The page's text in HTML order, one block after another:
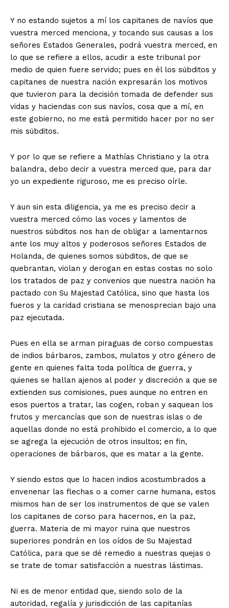
Grupo
Doce Más Una
¿QUIERES SABER MÁS?
Página 13
la gestión de este diario digital independiente,
Y no estando sujetos a mí los capitanes de navíos que
vuestra merced menciona, y tocando sus causas a los
señores Estados Generales, podrá vuestra merced, en
lo que se refiere a ellos, acudir a este tribunal por
medio de quien fuere servido; pues en él los súbditos y
capitanes de nuestra nación expresarán los motivos
que tuvieron para la decisión tomada de defender sus
vidas y haciendas con sus navíos, cosa que a mí, en
este gobierno, no me está permitido hacer por no ser
mis súbditos.
Y por lo que se refiere a Mathías Christiano y la otra
balandra, debo decir a vuestra merced que, para dar
yo un expediente riguroso, me es preciso oírle.
Y aun sin esta diligencia, ya me es preciso decir a
vuestra merced cómo las voces y lamentos de
nuestros súbditos nos han de obligar a lamentarnos
ante los muy altos y poderosos señores Estados de
Holanda, de quienes somos súbditos, de que se
quebrantan, violan y derogan en estas costas no solo
los tratados de paz y convenios que nuestra nación ha
pactado con Su Majestad Católica, sino que hasta los
fueros y la caridad cristiana se menosprecian bajo una
paz ejecutada.
Pues en ella se arman piraguas de corso compuestas
de indios bárbaros, zambos, mulatos y otro género de
gente en quienes falta toda política de guerra, y
quienes se hallan ajenos al poder y discreción a que se
extienden sus comisiones, pues aunque no entren en
esos puertos a tratar, las cogen, roban y saquean los
frutos y mercancías que son de nuestras islas o de
aquellas donde no está prohibido el comercio, a lo que
se agrega la ejecución de otros insultos; en fin,
operaciones de bárbaros, que es matar a la gente.
Y siendo estos que lo hacen indios acostumbrados a
envenenar las flechas o a comer carne humana, estos
mismos han de ser los instrumentos de que se valen
los capitanes de corso para hacernos, en la paz,
guerra. Materia de mi mayor ruina que nuestros
superiores pondrán en los oídos de Su Majestad
Católica, para que se dé remedio a nuestras quejas o
se trate de tomar satisfacción a nuestras lástimas.
Ni es de menor entidad que, siendo solo de la
autoridad, regalía y jurisdicción de las capitanías